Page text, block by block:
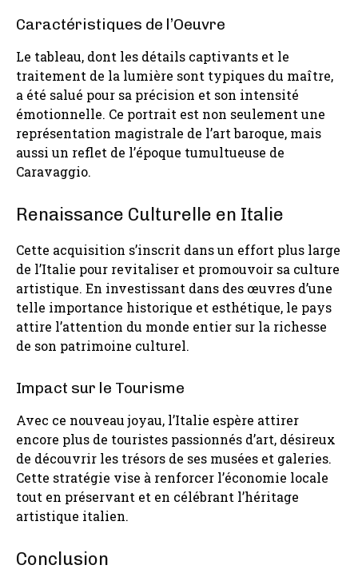
Caractéristiques de l’Oeuvre
Le tableau, dont les détails captivants et le
traitement de la lumière sont typiques du maître,
a été salué pour sa précision et son intensité
émotionnelle. Ce portrait est non seulement une
représentation magistrale de l’art baroque, mais
aussi un reflet de l’époque tumultueuse de
Caravaggio.
Renaissance Culturelle en Italie
Cette acquisition s’inscrit dans un effort plus large
de l’Italie pour revitaliser et promouvoir sa culture
artistique. En investissant dans des œuvres d’une
telle importance historique et esthétique, le pays
attire l’attention du monde entier sur la richesse
de son patrimoine culturel.
Impact sur le Tourisme
Avec ce nouveau joyau, l’Italie espère attirer
encore plus de touristes passionnés d’art, désireux
de découvrir les trésors de ses musées et galeries.
Cette stratégie vise à renforcer l’économie locale
tout en préservant et en célébrant l’héritage
artistique italien.
Conclusion